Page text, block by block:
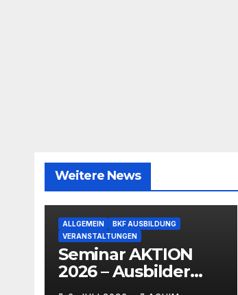
Weitere News
ALLGEMEIN
BKF AUSBILDUNG
VERANSTALTUNGEN
Seminar AKTION
2026 – Ausbilder